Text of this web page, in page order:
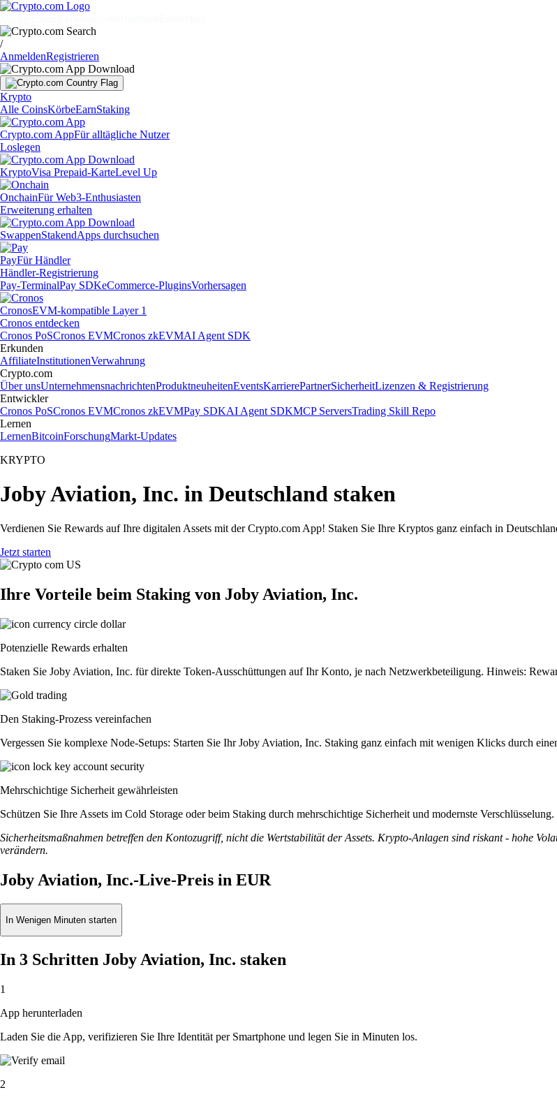
/
AnmeldenRegistrieren
Krypto
Alle CoinsKörbeEarnStaking
Crypto.com AppFür alltägliche Nutzer
Loslegen
KryptoVisa Prepaid-KarteLevel Up
OnchainFür Web3-Enthusiasten
Erweiterung erhalten
SwappenStakendApps durchsuchen
PayFür Händler
Händler-Registrierung
Pay-TerminalPay SDKeCommerce-PluginsVorhersagen
CronosEVM-kompatible Layer 1
Cronos entdecken
Cronos PoSCronos EVMCronos zkEVMAI Agent SDK
Erkunden
AffiliateInstitutionenVerwahrung
Crypto.com
Über unsUnternehmensnachrichtenProduktneuheitenEventsKarrierePartnerSicherheitLizenzen & Registrierung
Entwickler
Cronos PoSCronos EVMCronos zkEVMPay SDKAI Agent SDKMCP ServersTrading Skill Repo
Lernen
LernenBitcoinForschungMarkt-Updates
KRYPTO
Joby Aviation, Inc. in Deutschland staken
Verdienen Sie Rewards auf Ihre digitalen Assets mit der Crypto.com App! Staken Sie Ihre Kryptos ganz einfach in
Jetzt starten
Ihre Vorteile beim Staking von Joby Aviation, Inc.
Potenzielle Rewards erhalten
Staken Sie Joby Aviation, Inc. für direkte Token-Ausschüttungen auf Ihr Konto, je nach Netzwerkbeteiligung. Hinweis:
Den Staking-Prozess vereinfachen
Vergessen Sie komplexe Node-Setups: Starten Sie Ihr Joby Aviation, Inc. Staking ganz einfach mit wenigen Klicks durch
Mehrschichtige Sicherheit gewährleisten
Schützen Sie Ihre Assets im Cold Storage oder beim Staking durch mehrschichtige Sicherheit und modernste Verschlüsselung.
Sicherheitsmaßnahmen betreffen den Kontozugriff, nicht die Wertstabilität der Assets. Krypto-Anlagen sind riskant - hohe
verändern.
Joby Aviation, Inc.-Live-Preis in EUR
In Wenigen Minuten starten
In 3 Schritten Joby Aviation, Inc. staken
1
App herunterladen
Laden Sie die App, verifizieren Sie Ihre Identität per Smartphone und legen Sie in Minuten los.
2